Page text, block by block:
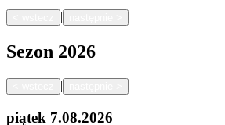
|
Sezon 2026
|
piątek 7.08.2026